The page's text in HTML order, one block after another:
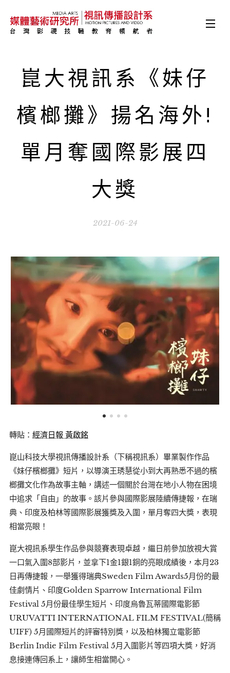
崑大視訊系《妹仔
檳榔攤》揚名海外!
單月奪國際影展四
大獎
2021-06-24
轉貼： 經濟日報 黃啟銘
崑山科技大學視訊傳播設計系（下稱視訊系）畢業製作作品
《妹仔檳榔攤》短片，以導演王琇慧從小到大再熟悉不過的檳
榔攤文化作為故事主軸，講述一個關於台灣在地小人物在困境
中追求「自由」的故事。該片參與國際影展陸續傳捷報，在瑞
典、印度及柏林等國際影展獲獎及入圍，單月奪四大獎，表現
相當亮眼！
崑大視訊系學生作品參與競賽表現卓越，繼日前參加放視大賞
一口氣入圍8部影片，並拿下1金1銀1銅的亮眼成績後，本月23
日再傳捷報，一舉獲得瑞典Sweden Film Awards5月份的最
佳劇情片、印度Golden Sparrow International Film
Festival 5月份最佳學生短片、印度烏魯瓦蒂國際電影節
URUVATTI INTERNATIONAL FILM FESTIVAL(簡稱
UIFF) 5月國際短片的評審特別獎，以及柏林獨立電影節
Berlin Indie Film Festival 5月入圍影片等四項大獎，好消
息接連傳回系上，讓師生相當開心。